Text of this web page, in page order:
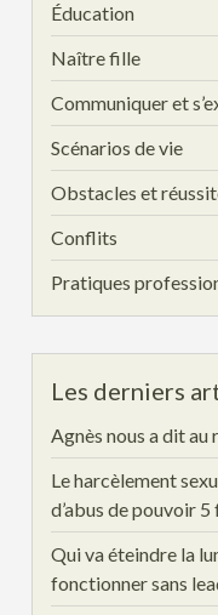
Éducation
Naître fille
Communiquer et
Scénarios de vie
Obstacles et
Conflits
Pratiques
Les derniers
Agnès nous a dit au
Le harcèlement
d’abus de pouvoir 5
Qui va éteindre la
fonctionner sans